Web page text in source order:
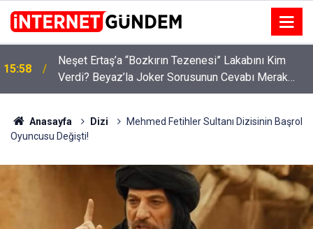
15:58
Neşet Ertaş’a “Bozkırın Tezenesi” Lakabını Kim
Verdi? Beyaz’la Joker Sorusunun Cevabı Merak
Edildi
Anasayfa Dizi
Mehmed Fetihler Sultanı Dizisinin Başrol
Oyuncusu Değişti!